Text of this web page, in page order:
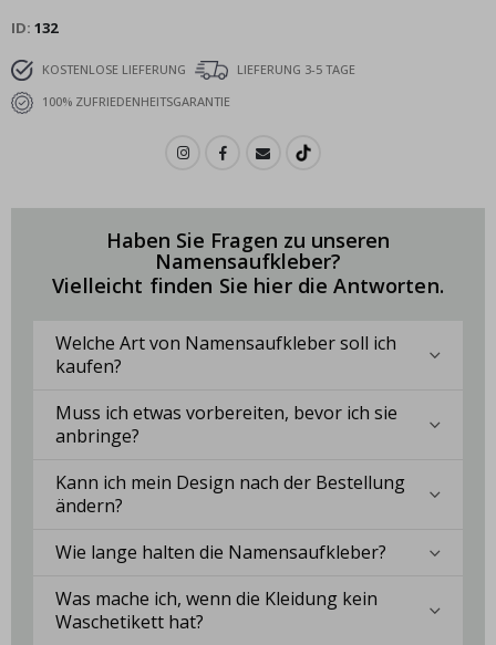
ID 132
KOSTENLOSE LIEFERUNG
LIEFERUNG 3-5 TAGE
100% ZUFRIEDENHEITSGARANTIE
Haben Sie Fragen zu unseren
Namensaufkleber?
Vielleicht finden Sie hier die Antworten.
Welche Art von Namensaufkleber soll ich
kaufen?
Muss ich etwas vorbereiten, bevor ich sie
anbringe?
Kann ich mein Design nach der Bestellung
ändern?
Wie lange halten die Namensaufkleber?
Was mache ich, wenn die Kleidung kein
Waschetikett hat?